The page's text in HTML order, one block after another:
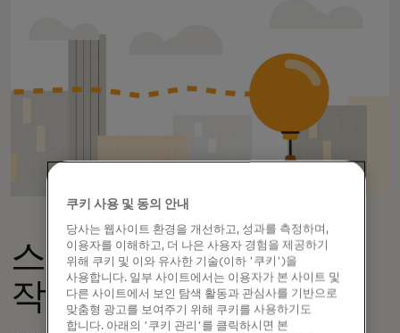
스테이블코인은 어떻게
작동하나요?
쿠키 사용 및 동의 안내
당사는 웹사이트 환경을 개선하고, 성과를 측정하며,
이용자를 이해하고, 더 나은 사용자 경험을 제공하기
위해 쿠키 및 이와 유사한 기술(이하 '쿠키')을
사용합니다. 일부 사이트에서는 이용자가 본 사이트 및
다른 사이트에서 보인 탐색 활동과 관심사를 기반으로
맞춤형 광고를 보여주기 위해 쿠키를 사용하기도
합니다. 아래의 '쿠키 관리'를 클릭하시면 본